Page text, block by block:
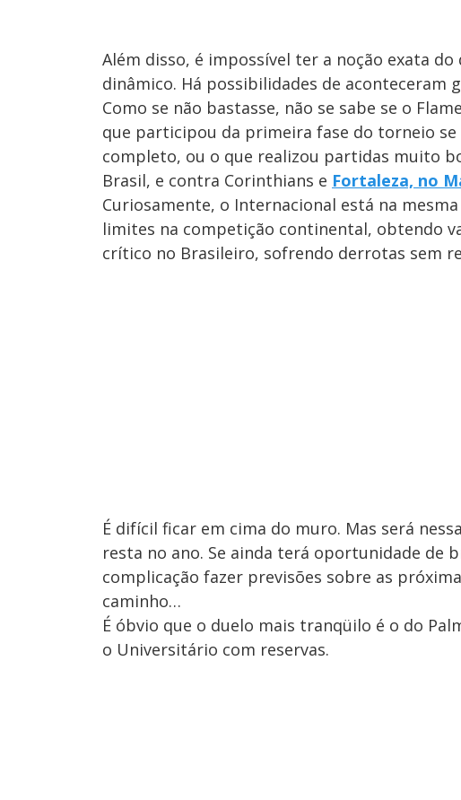
Além disso, é impossível ter a noção exata
dinâmico. Há possibilidades de aconteceram
Como se não bastasse, não se sabe se o
que participou da primeira fase do torneio
completo, ou o que realizou partidas muito
Brasil, e contra Corinthians e Fortaleza, no
Curiosamente, o Internacional está na
limites na competição continental, obtendo
crítico no Brasileiro, sofrendo derrotas sem
É difícil ficar em cima do muro. Mas será
resta no ano. Se ainda terá oportunidade de
complicação fazer previsões sobre as
caminho…
É óbvio que o duelo mais tranqüilo é o do
o Universitário com reservas.